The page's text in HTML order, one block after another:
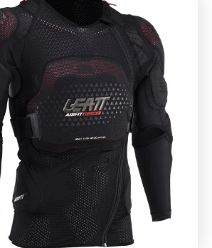
était :
219.00€.
est :
174.07€.